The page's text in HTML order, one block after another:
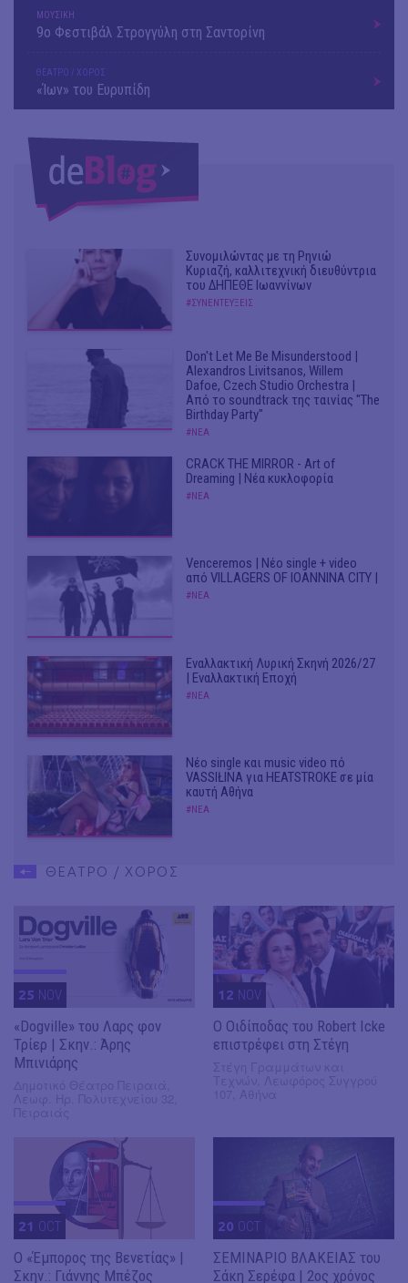
ΜΟΥΣΙΚΗ
9o Φεστιβάλ Στρογγύλη στη Σαντορίνη
ΘΕΑΤΡΟ / ΧΟΡΟΣ
«Ίων» του Ευρυπίδη
Συνομιλώντας με τη Ρηνιώ
Κυριαζή, καλλιτεχνική διευθύντρια
του ΔΗΠΕΘΕ Ιωαννίνων
#ΣΥΝΕΝΤΕΥΞΕΙΣ
Don't Let Me Be Misunderstood |
Alexandros Livitsanos, Willem
Dafoe, Czech Studio Orchestra |
Από το soundtrack της ταινίας "The
Birthday Party"
#ΝΕΑ
CRACK THE MIRROR - Art of
Dreaming | Νέα κυκλοφορία
#ΝΕΑ
Venceremos | Νέο single + video
από VILLAGERS OF IOANNINA CITY |
#ΝΕΑ
Εναλλακτική Λυρική Σκηνή 2026/27
| Εναλλακτική Εποχή
#ΝΕΑ
Νέο single και music video πό
VASSIŁINA για HEATSTROKE σε μία
καυτή Αθήνα
#ΝΕΑ
ΘΕΑΤΡΟ / ΧΟΡΟΣ
25 NOV
«Dogville» του Λαρς φον
Τρίερ | Σκην.: Άρης
Μπινιάρης
12 NOV
O Οιδίποδας του Robert Icke
επιστρέφει στη Στέγη
21 OCT
Ο «Έμπορος της Βενετίας» |
Σκην.: Γιάννης Μπέζος
20 OCT
ΣΕΜΙΝΑΡΙΟ ΒΛΑΚΕΙΑΣ του
Σάκη Σερέφα | 2ος χρόνος